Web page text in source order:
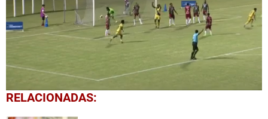
0
seconds
RELACIONADAS: